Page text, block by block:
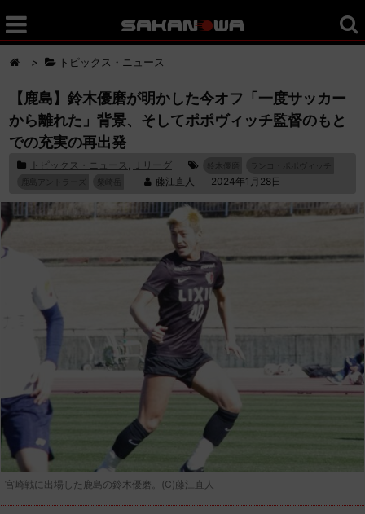
> トピックス・ニュース
【鹿島】鈴木優磨が明かした今オフ「一度サッカー
から離れた」背景、そしてポポヴィッチ監督のもと
での充実の再出発
トピックス・ニュース , Ｊリーグ 鈴木優磨
藤江直人 2024年1月28日
宮崎戦に出場した鹿島の鈴木優磨。(C)藤江直人